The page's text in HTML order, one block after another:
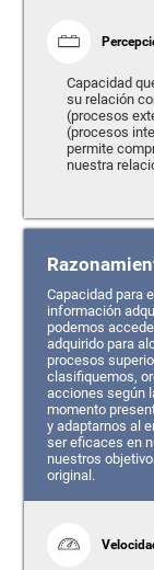
Capacidad
su relación
(procesos
(procesos
permite
nuestra
Capacidad para
información
podemos
adquirido para
procesos
clasifiquemos,
acciones según
momento
y adaptarnos al
ser eficaces en
nuestros
original.